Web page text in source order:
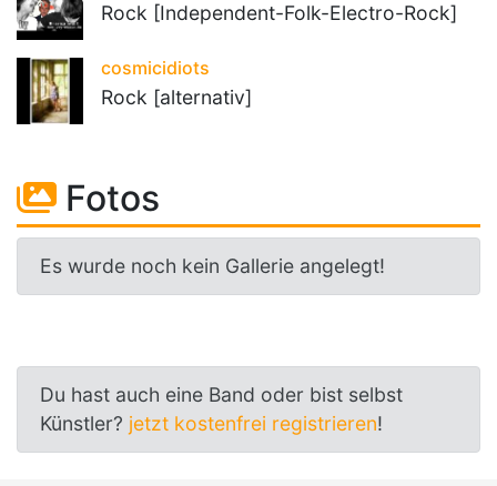
Rock [Independent-Folk-Electro-Rock]
cosmicidiots
Rock [alternativ]
Fotos
Es wurde noch kein Gallerie angelegt!
Du hast auch eine Band oder bist selbst
Künstler? jetzt kostenfrei registrieren!